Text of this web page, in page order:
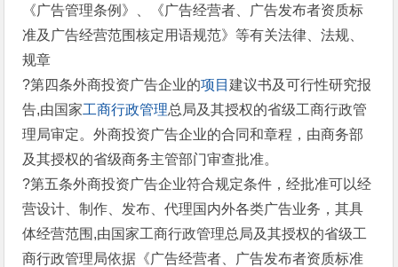
《广告管理条例》、《广告经营者、广告发布者资质标
准及广告经营范围核定用语规范》等有关法律、法规、
规章
?第四条外商投资广告企业的项目建议书及可行性研究报
告,由国家工商行政管理总局及其授权的省级工商行政管
理局审定。外商投资广告企业的合同和章程，由商务部
及其授权的省级商务主管部门审查批准。
?第五条外商投资广告企业符合规定条件，经批准可以经
营设计、制作、发布、代理国内外各类广告业务，其具
体经营范围,由国家工商行政管理总局及其授权的省级工
商行政管理局依据《广告经营者、广告发布者资质标准